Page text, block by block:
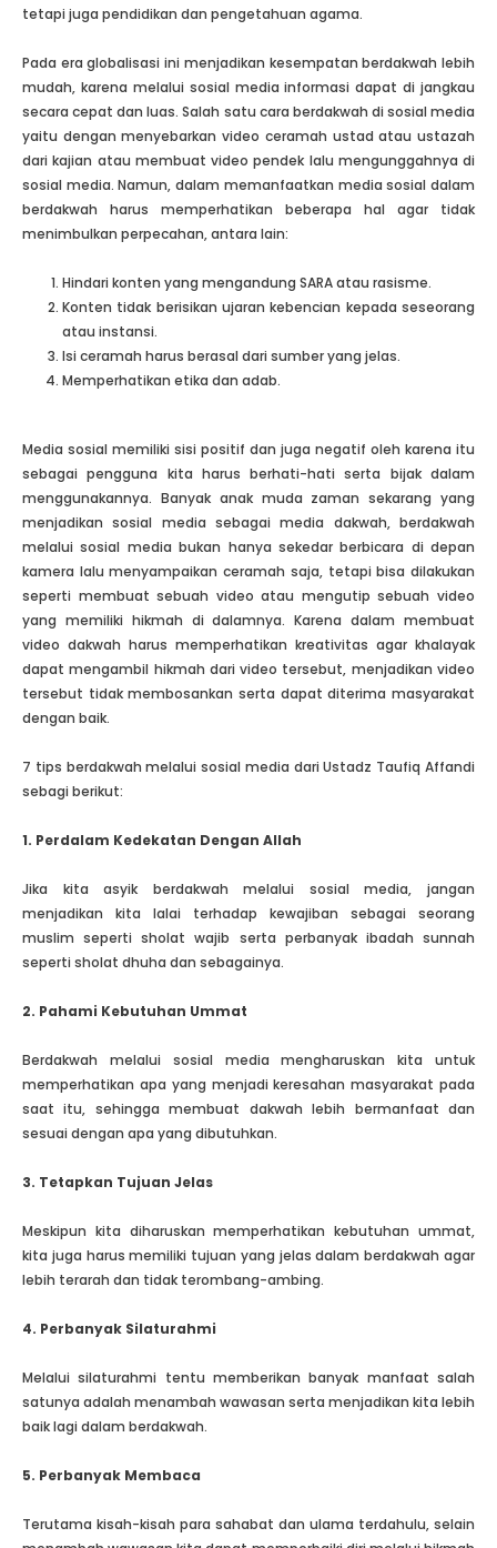
tetapi juga pendidikan dan pengetahuan agama.
Pada era globalisasi ini menjadikan kesempatan berdakwah lebih
mudah, karena melalui sosial media informasi dapat di jangkau
secara cepat dan luas. Salah satu cara berdakwah di sosial media
yaitu dengan menyebarkan video ceramah ustad atau ustazah
dari kajian atau membuat video pendek lalu mengunggahnya di
sosial media. Namun, dalam memanfaatkan media sosial dalam
berdakwah harus memperhatikan beberapa hal agar tidak
menimbulkan perpecahan, antara lain:
Hindari konten yang mengandung SARA atau rasisme.
Konten tidak berisikan ujaran kebencian kepada seseorang
atau instansi.
Isi ceramah harus berasal dari sumber yang jelas.
Memperhatikan etika dan adab.
Media sosial memiliki sisi positif dan juga negatif oleh karena itu
sebagai pengguna kita harus berhati-hati serta bijak dalam
menggunakannya. Banyak anak muda zaman sekarang yang
menjadikan sosial media sebagai media dakwah, berdakwah
melalui sosial media bukan hanya sekedar berbicara di depan
kamera lalu menyampaikan ceramah saja, tetapi bisa dilakukan
seperti membuat sebuah video atau mengutip sebuah video
yang memiliki hikmah di dalamnya. Karena dalam membuat
video dakwah harus memperhatikan kreativitas agar khalayak
dapat mengambil hikmah dari video tersebut, menjadikan video
tersebut tidak membosankan serta dapat diterima masyarakat
dengan baik.
7 tips berdakwah melalui sosial media dari Ustadz Taufiq Affandi
sebagi berikut:
1. Perdalam Kedekatan Dengan Allah
Jika kita asyik berdakwah melalui sosial media, jangan
menjadikan kita lalai terhadap kewajiban sebagai seorang
muslim seperti sholat wajib serta perbanyak ibadah sunnah
seperti sholat dhuha dan sebagainya.
2. Pahami Kebutuhan Ummat
Berdakwah melalui sosial media mengharuskan kita untuk
memperhatikan apa yang menjadi keresahan masyarakat pada
saat itu, sehingga membuat dakwah lebih bermanfaat dan
sesuai dengan apa yang dibutuhkan.
3. Tetapkan Tujuan Jelas
Meskipun kita diharuskan memperhatikan kebutuhan ummat,
kita juga harus memiliki tujuan yang jelas dalam berdakwah agar
lebih terarah dan tidak terombang-ambing.
4. Perbanyak Silaturahmi
Melalui silaturahmi tentu memberikan banyak manfaat salah
satunya adalah menambah wawasan serta menjadikan kita lebih
baik lagi dalam berdakwah.
5. Perbanyak Membaca
Terutama kisah-kisah para sahabat dan ulama terdahulu, selain